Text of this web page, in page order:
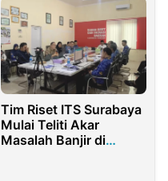
Tim Riset ITS Surabaya
Mulai Teliti Akar
Masalah Banjir di